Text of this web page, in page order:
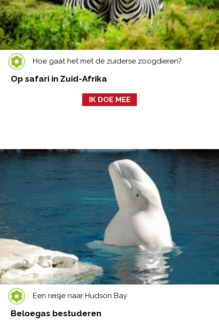
Hoe gaat het met de zuiderse zoogdieren?
Op safari in Zuid-Afrika
IK DOE MEE
Een reisje naar Hudson Bay
Beloegas bestuderen